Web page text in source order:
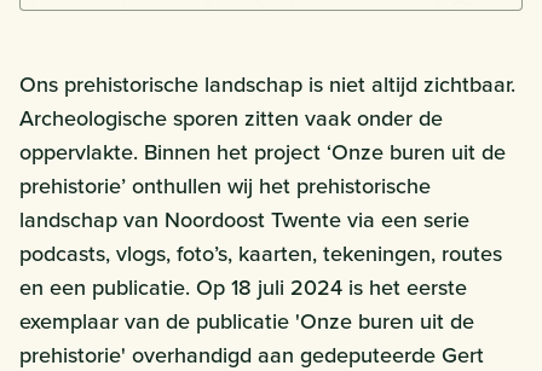
Ons prehistorische landschap is niet altijd zichtbaar.
Archeologische sporen zitten vaak onder de
oppervlakte. Binnen het project ‘Onze buren uit de
prehistorie’ onthullen wij het prehistorische
landschap van Noordoost Twente via een serie
podcasts, vlogs, foto’s, kaarten, tekeningen, routes
en een publicatie. Op 18 juli 2024 is het eerste
exemplaar van de publicatie 'Onze buren uit de
prehistorie' overhandigd aan gedeputeerde Gert